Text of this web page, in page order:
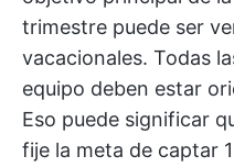
trimestre puede ser
vacacionales. Todas
equipo deben estar
Eso puede significar
fije la meta de captar